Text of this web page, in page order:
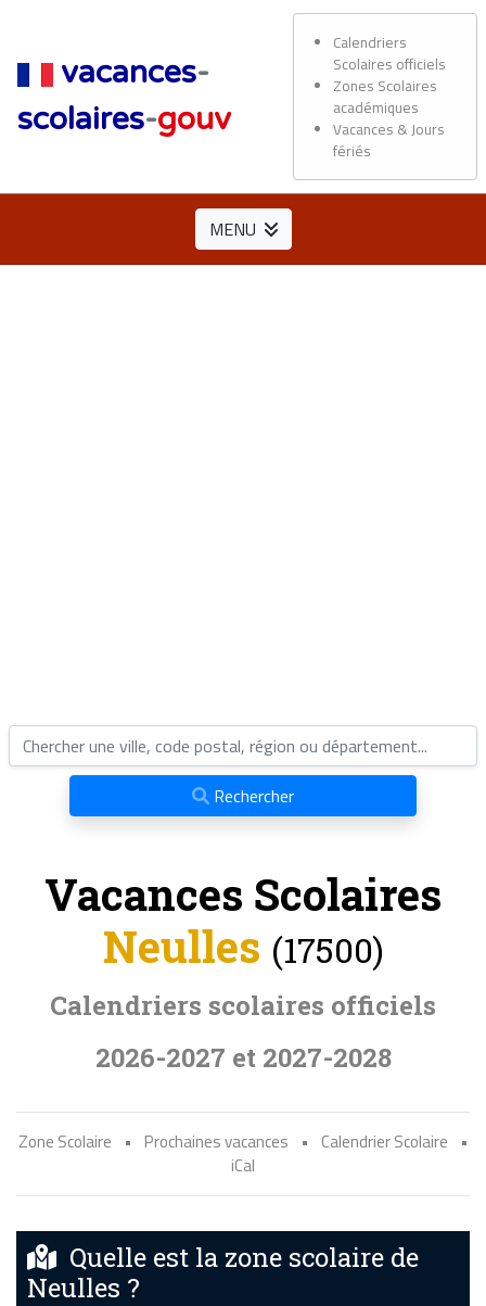
vacances-
scolaires-gouv
Calendriers
Scolaires officiels
Zones Scolaires
académiques
Vacances & Jours
fériés
MENU
Rechercher
Vacances Scolaires
Neulles (17500)
Calendriers scolaires officiels
2026-2027 et 2027-2028
Zone Scolaire • Prochaines vacances • Calendrier Scolaire
•
iCal
Quelle est la zone scolaire de
Neulles ?